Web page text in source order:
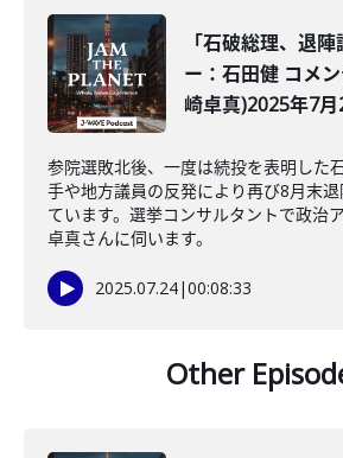
「石破総理、退
ー：石田健 コメ
崎卓真)2025年7
参院選敗北後、一度は続投を表明した
手や地方議員の反発により再び8月末
ています。選挙コンサルタントで政治
卓真さんに伺います。
2025.07.24|00:08:33
Other